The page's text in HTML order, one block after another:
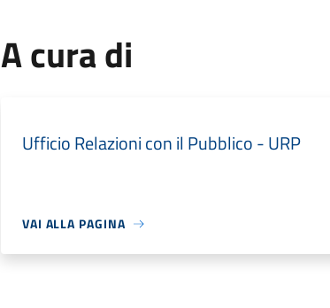
A cura di
Ufficio Relazioni con il Pubblico - URP
VAI ALLA PAGINA